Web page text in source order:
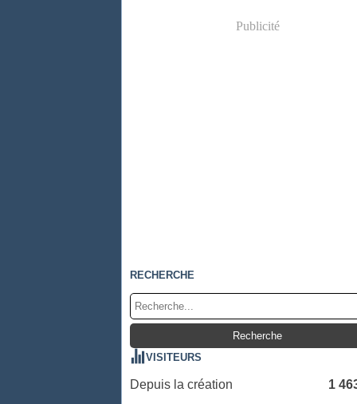
Publicité
RECHERCHE
VISITEURS
Depuis la création
1